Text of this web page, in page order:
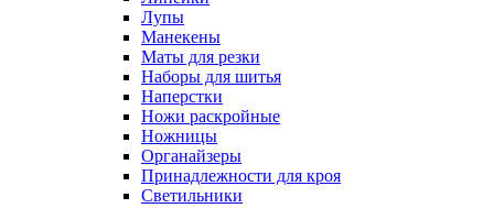
Лупы
Манекены
Маты для резки
Наборы для шитья
Наперстки
Ножи раскройные
Ножницы
Органайзеры
Принадлежности для кроя
Светильники